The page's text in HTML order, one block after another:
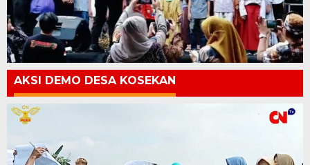
AKSI DEMO DESA KOSEKAN